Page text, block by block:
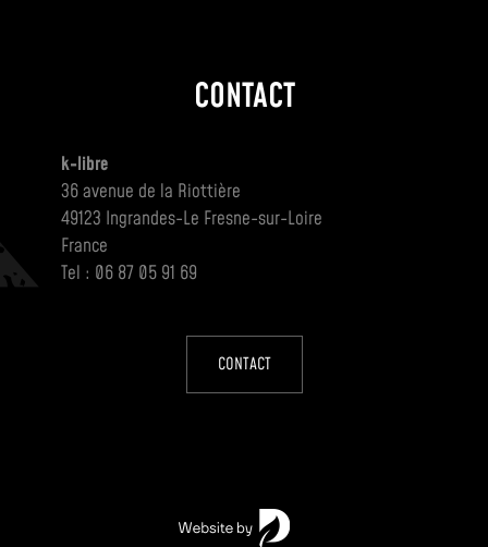
CONTACT
k-libre
36 avenue de la Riottière
49123 Ingrandes-Le Fresne-sur-Loire
France
Tel : 06 87 05 91 69
CONTACT